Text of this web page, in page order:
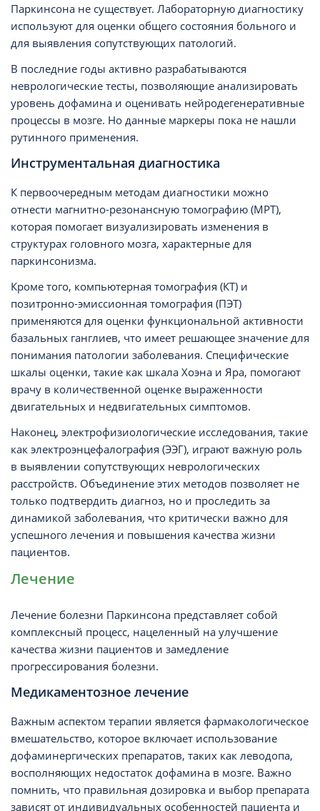
Паркинсона не существует. Лабораторную диагностику
используют для оценки общего состояния больного и
для выявления сопутствующих патологий.
В последние годы активно разрабатываются
неврологические тесты, позволяющие анализировать
уровень дофамина и оценивать нейродегенеративные
процессы в мозге. Но данные маркеры пока не нашли
рутинного применения.
Инструментальная диагностика
К первоочередным методам диагностики можно
отнести магнитно-резонансную томографию (МРТ),
которая помогает визуализировать изменения в
структурах головного мозга, характерные для
паркинсонизма.
Кроме того, компьютерная томография (КТ) и
позитронно-эмиссионная томография (ПЭТ)
применяются для оценки функциональной активности
базальных ганглиев, что имеет решающее значение для
понимания патологии заболевания. Специфические
шкалы оценки, такие как шкала Хоэна и Яра, помогают
врачу в количественной оценке выраженности
двигательных и недвигательных симптомов.
Наконец, электрофизиологические исследования, такие
как электроэнцефалография (ЭЭГ), играют важную роль
в выявлении сопутствующих неврологических
расстройств. Объединение этих методов позволяет не
только подтвердить диагноз, но и проследить за
динамикой заболевания, что критически важно для
успешного лечения и повышения качества жизни
пациентов.
Лечение
Лечение болезни Паркинсона представляет собой
комплексный процесс, нацеленный на улучшение
качества жизни пациентов и замедление
прогрессирования болезни.
Медикаментозное лечение
Важным аспектом терапии является фармакологическое
вмешательство, которое включает использование
дофаминергических препаратов, таких как леводопа,
восполняющих недостаток дофамина в мозге. Важно
помнить, что правильная дозировка и выбор препарата
зависят от индивидуальных особенностей пациента и